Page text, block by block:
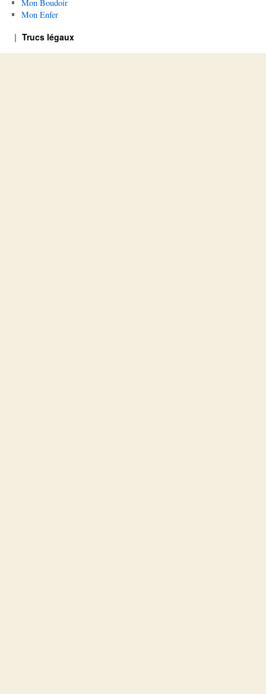
Mon Boudoir
Mon Enfer
Trucs légaux